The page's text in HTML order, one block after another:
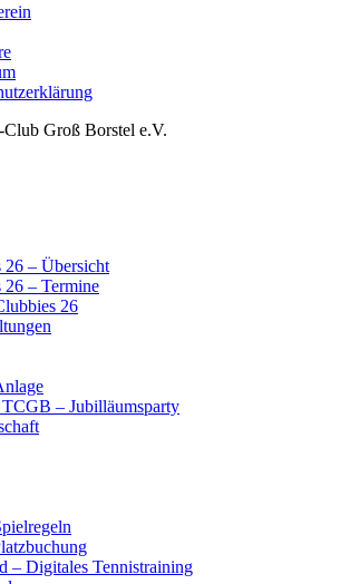
Groß Borstel e.V.
26 – Übersicht
26 – Termine
26
TCGB – Jubilläumsparty
– Digitales Tennistraining